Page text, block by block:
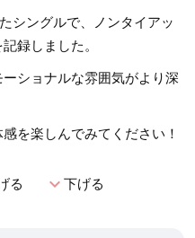
シングルで、ノンタイアッ
録しました。
ショナルな雰囲気がより深
を楽しんでみてください！
る expand_more下げる